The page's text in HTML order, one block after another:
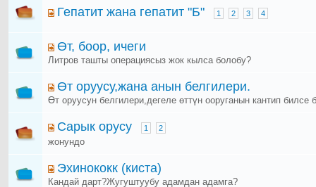
Гепатит жана гепатит "Б" 1 2 3 4
Өт, боор, ичеги
Литров ташты операциясыз жок кылса болобу?
Өт оруусу,жана анын белгилери.
Өт оруусун белгилери,дегеле өттүн ооруганын кантип билсе
Сарык орусу 1 2
жонундо
Эхинококк (киста)
Кандай дарт?Жугуштуубу адамдан адамга?